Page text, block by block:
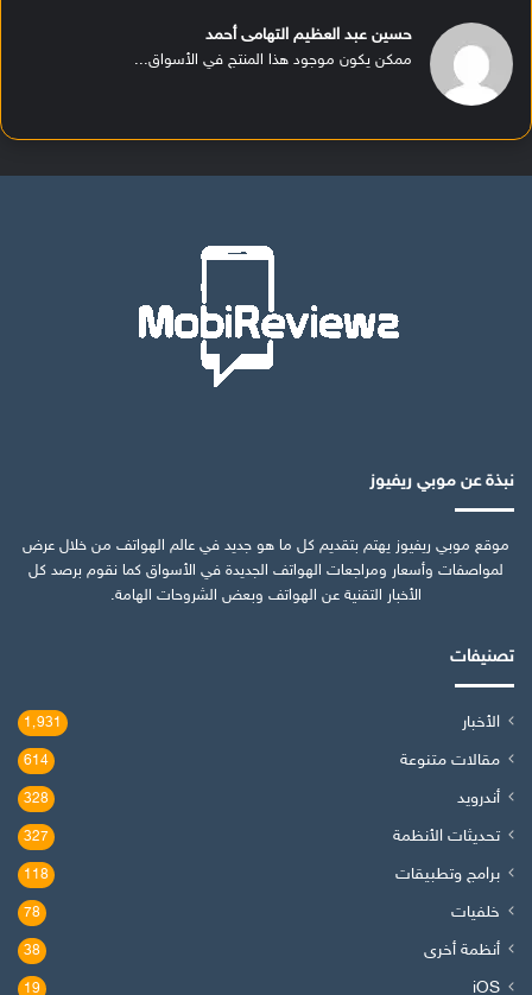
حسين عبد العظيم التهامى أحمد
ممكن يكون موجود هذا المنتج في الأسواق...
نبذة عن موبي ريفيوز
موقع موبي ريفيوز يهتم بتقديم كل ما هو جديد في عالم الهواتف من خلال عرض
لمواصفات وأسعار ومراجعات الهواتف الجديدة في الأسواق كما نقوم برصد كل
الأخبار التقنية عن الهواتف وبعض الشروحات الهامة.
تصنيفات
الأخبار 1٬931
مقالات متنوعة 614
أندرويد 328
تحديثات الأنظمة 327
برامج وتطبيقات 118
خلفيات 78
أنظمة أخرى 38
iOS
19